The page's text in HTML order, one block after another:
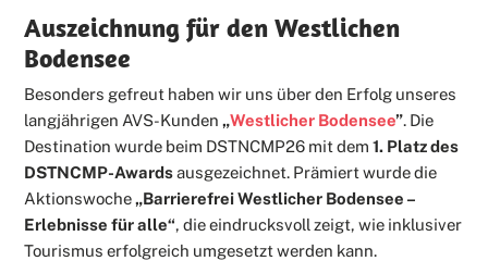
Auszeichnung für den Westlichen
Bodensee
Besonders gefreut haben wir uns über den Erfolg unseres
langjährigen AVS-Kunden„Westlicher Bodensee”. Die
Destination wurde beim DSTNCMP26 mit dem1. Platz des
DSTNCMP-Awardsausgezeichnet. Prämiert wurde die
Aktionswoche„Barrierefrei Westlicher Bodensee –
Erlebnisse für alle“, die eindrucksvoll zeigt, wie inklusiver
Tourismus erfolgreich umgesetzt werden kann.